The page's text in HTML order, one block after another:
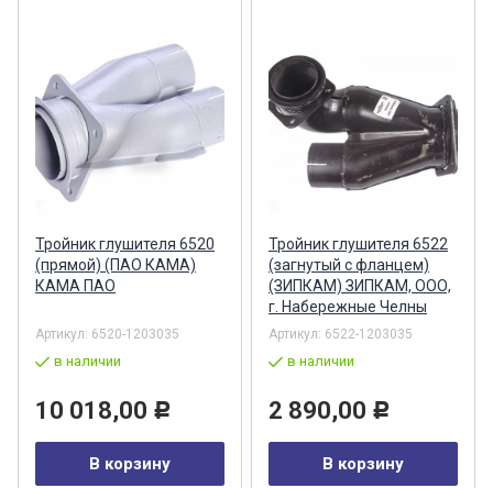
Тройник глушителя 6520
(прямой) (ПАО КАМА)
КАМА ПАО
Артикул: 6520-1203035
в наличии
10 018,00 Р
В корзину
Тройник глушителя 6522
(загнутый с фланцем)
(ЗИПКАМ) ЗИПКАМ, ООО,
г. Набережные Челны
Артикул: 6522-1203035
в наличии
2 890,00 Р
В корзину